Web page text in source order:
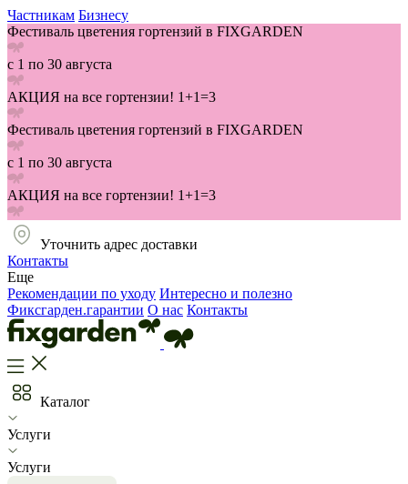
Частникам Бизнесу
Фестиваль цветения гортензий в FIXGARDEN
с 1 по 30 августа
АКЦИЯ на все гортензии! 1+1=3
Фестиваль цветения гортензий в FIXGARDEN
с 1 по 30 августа
АКЦИЯ на все гортензии! 1+1=3
Уточнить адрес доставки
Контакты
Еще
Рекомендации по уходу Интересно и полезно
Фиксгарден.гарантии О нас Контакты
Каталог
Услуги
Услуги